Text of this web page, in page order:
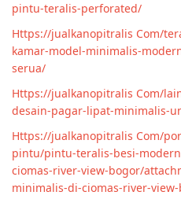
pintu-teralis-perforated/
Https://jualkanopitralis Com/
kamar-model-minimalis-
serua/
Https://jualkanopitralis Com/
desain-pagar-lipat-minimalis-
Https://jualkanopitralis Com/
pintu/pintu-teralis-besi-
ciomas-river-view-bogor/
minimalis-di-ciomas-river-